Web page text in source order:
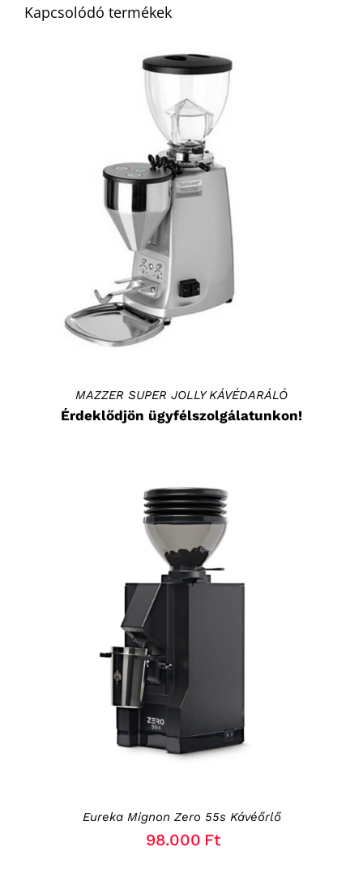
Kapcsolódó termékek
RÉSZLETEK
MAZZER SUPER JOLLY KÁVÉDARÁLÓ
Érdeklődjön ügyfélszolgálatunkon!
KOSÁRBA TESZEM
Eureka Mignon Zero 55s Kávéőrlő
98.000 Ft